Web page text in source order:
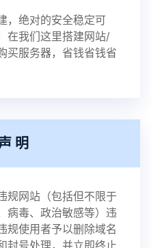
，绝对的安全稳定可
在我们这里搭建网站/
买服务器，省钱省钱省
明
规网站（包括但不限于
病毒、政治敏感等）违
规使用者予以删除域名
封号处理，并立即终止